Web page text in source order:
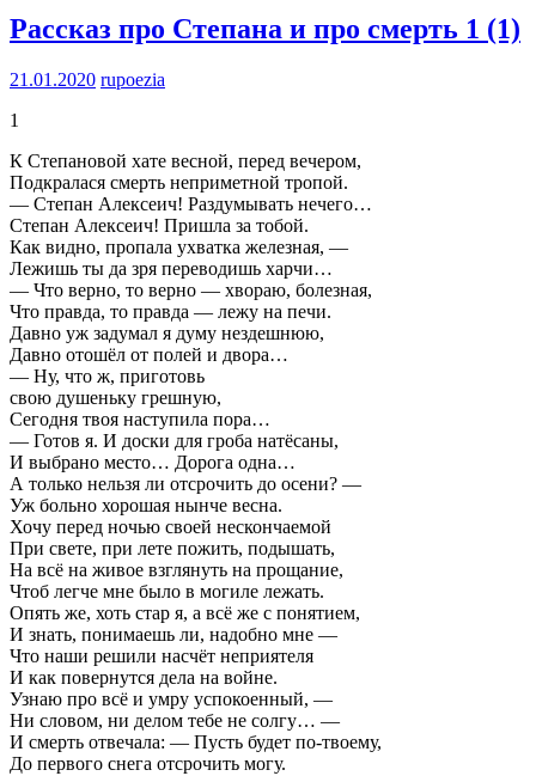
Рассказ про Степана и про смерть 1 (1)
21.01.2020 rupoezia
1
К Степановой хате весной, перед вечером,
Подкралася смерть неприметной тропой.
— Степан Алексеич! Раздумывать нечего…
Степан Алексеич! Пришла за тобой.
Как видно, пропала ухватка железная, —
Лежишь ты да зря переводишь харчи…
— Что верно, то верно — хвораю, болезная,
Что правда, то правда — лежу на печи.
Давно уж задумал я думу нездешнюю,
Давно отошёл от полей и двора…
— Ну, что ж, приготовь
свою душеньку грешную,
Сегодня твоя наступила пора…
— Готов я. И доски для гроба натёсаны,
И выбрано место… Дорога одна…
А только нельзя ли отсрочить до осени? —
Уж больно хорошая нынче весна.
Хочу перед ночью своей нескончаемой
При свете, при лете пожить, подышать,
На всё на живое взглянуть на прощание,
Чтоб легче мне было в могиле лежать.
Опять же, хоть стар я, а всё же с понятием,
И знать, понимаешь ли, надобно мне —
Что наши решили насчёт неприятеля
И как повернутся дела на войне.
Узнаю про всё и умру успокоенный, —
Ни словом, ни делом тебе не солгу… —
И смерть отвечала: — Пусть будет по-твоему,
До первого снега отсрочить могу.